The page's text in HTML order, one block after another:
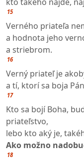
15
Verného priateľa
a hodnota jeho
a striebrom.
16
Verný priateľ je
a tí, ktorí sa boja
17
Kto sa bojí Boha,
priateľstvo,
lebo kto aký je,
Ako možno
18